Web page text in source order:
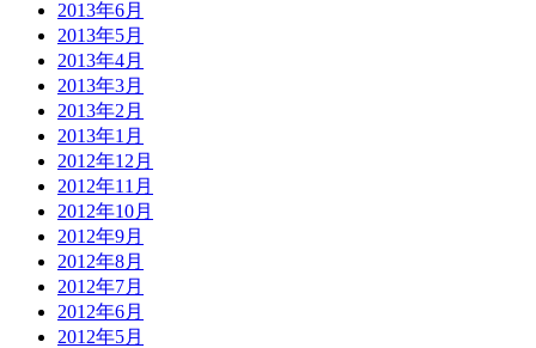
2013年6月
2013年5月
2013年4月
2013年3月
2013年2月
2013年1月
2012年12月
2012年11月
2012年10月
2012年9月
2012年8月
2012年7月
2012年6月
2012年5月